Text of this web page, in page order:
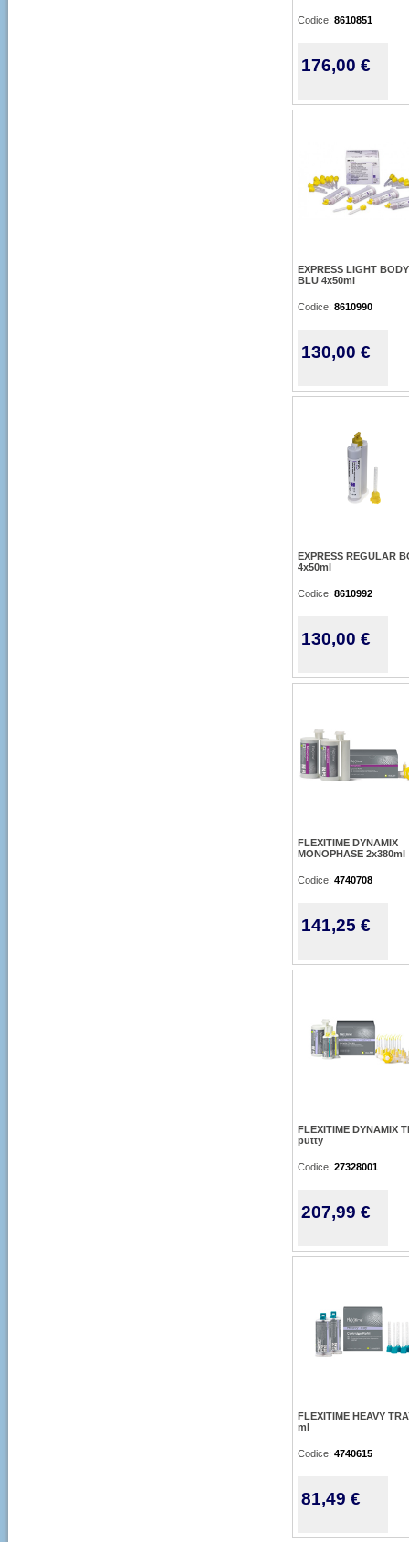
Codice: 8610851
176,00 €
EXPRESS LIGHT
BLU 4x50ml
Codice: 8610990
130,00 €
EXPRESS REGULAR
4x50ml
Codice: 8610992
130,00 €
FLEXITIME DYNAMIX
MONOPHASE 2x380ml
Codice: 4740708
141,25 €
FLEXITIME DYNAMIX
putty
Codice: 27328001
207,99 €
FLEXITIME HEAVY
ml
Codice: 4740615
81,49 €